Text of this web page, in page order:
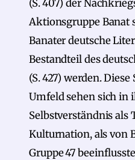
(S. 407) der
Aktionsgruppe Banat
Banater deutsche
Bestandteil des
(S. 427) werden.
Umfeld sehen sich in
Selbstverständnis als
Kulturnation, als von
Gruppe 47